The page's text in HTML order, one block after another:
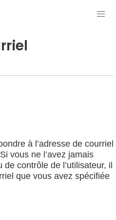
à l’adresse de courriel
vous ne l’avez jamais
contrôle de l’utilisateur, il
que vous avez spécifiée